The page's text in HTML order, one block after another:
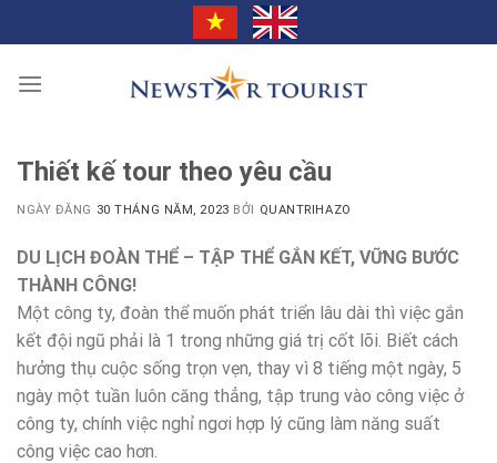
đến
dung
Thiết kế tour theo yêu cầu
NGÀY ĐĂNG 30 THÁNG NĂM, 2023 BỞI QUANTRIHAZO
DU LỊCH ĐOÀN THỂ – TẬP THỂ GẮN KẾT, VỮNG BƯỚC
THÀNH CÔNG!
Một công ty, đoàn thể muốn phát triển lâu dài thì việc gắn
kết đội ngũ phải là 1 trong những giá trị cốt lõi. Biết cách
hưởng thụ cuộc sống trọn vẹn, thay vì 8 tiếng một ngày, 5
ngày một tuần luôn căng thẳng, tập trung vào công việc ở
công ty, chính việc nghỉ ngơi hợp lý cũng làm năng suất
công việc cao hơn.